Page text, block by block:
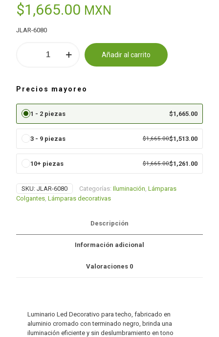
$1,665.00 MXN
JLAR-6080
Añadir al carrito
Alternative:
Precios mayoreo
1 - 2 piezas $1,665.00
3 - 9 piezas $1,665.00$1,513.00
10+ piezas $1,665.00$1,261.00
SKU: JLAR-6080 Categorías: Iluminación Lámparas
Colgantes Lámparas decorativas
Descripción
Información adicional
Valoraciones 0
Luminario Led Decorativo para techo, fabricado en
aluminio cromado con terminado negro, brinda una
iluminación eficiente y sin deslumbramiento en tono